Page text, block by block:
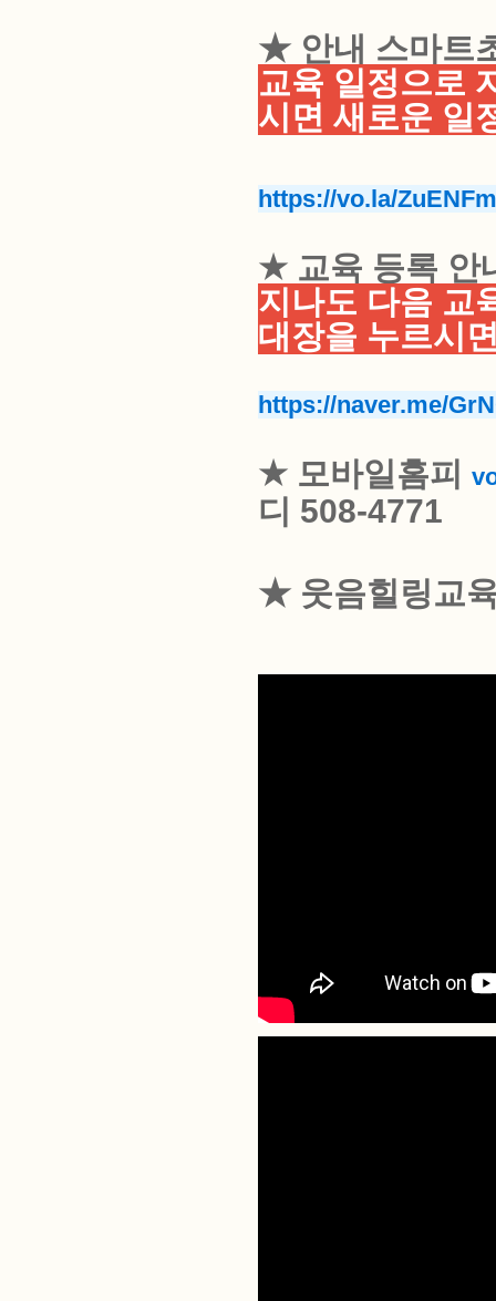
★ 안내 스마트
교육 일정으로
시면 새로운 일
https://vo.la/ZuENFm
★ 교육 등록 안
지나도 다음 교
대장을 누르시
https://naver.me/
★ 모바일홈피
디 508-4771
★ 웃음힐링교